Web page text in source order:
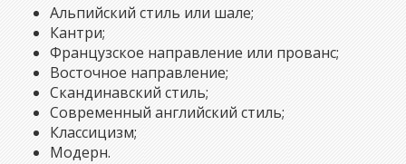
Альпийский стиль или шале;
Кантри;
Французское направление или прованс;
Восточное направление;
Скандинавский стиль;
Современный английский стиль;
Классицизм;
Модерн.